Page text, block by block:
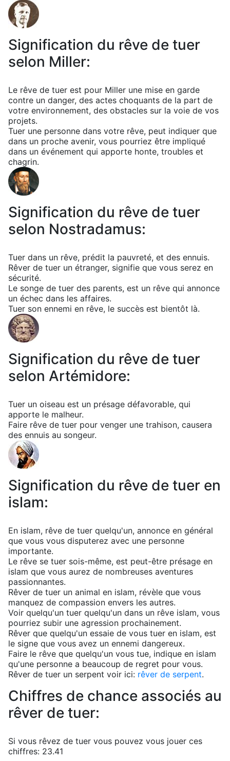
Signification du rêve de tuer
selon Miller:
Le rêve de tuer est pour Miller une mise en garde
contre un danger, des actes choquants de la part de
votre environnement, des obstacles sur la voie de vos
projets.
Tuer une personne dans votre rêve, peut indiquer que
dans un proche avenir, vous pourriez être impliqué
dans un événement qui apporte honte, troubles et
chagrin.
Signification du rêve de tuer
selon Nostradamus:
Tuer dans un rêve, prédit la pauvreté, et des ennuis.
Rêver de tuer un étranger, signifie que vous serez en
sécurité.
Le songe de tuer des parents, est un rêve qui annonce
un échec dans les affaires.
Tuer son ennemi en rêve, le succès est bientôt là.
Signification du rêve de tuer
selon Artémidore:
Tuer un oiseau est un présage défavorable, qui
apporte le malheur.
Faire rêve de tuer pour venger une trahison, causera
des ennuis au songeur.
Signification du rêve de tuer en
islam:
En islam, rêve de tuer quelqu'un, annonce en général
que vous vous disputerez avec une personne
importante.
Le rêve se tuer sois-même, est peut-être présage en
islam que vous aurez de nombreuses aventures
passionnantes.
Rêver de tuer un animal en islam, révèle que vous
manquez de compassion envers les autres.
Voir quelqu'un tuer quelqu'un dans un rêve islam, vous
pourriez subir une agression prochainement.
Rêver que quelqu'un essaie de vous tuer en islam, est
le signe que vous avez un ennemi dangereux.
Faire le rêve que quelqu'un vous tue, indique en islam
qu'une personne a beaucoup de regret pour vous.
Rêver de tuer un serpent voir ici: rêver de serpent.
Chiffres de chance associés au
rêver de tuer:
Si vous rêvez de tuer vous pouvez vous jouer ces
chiffres: 23.41